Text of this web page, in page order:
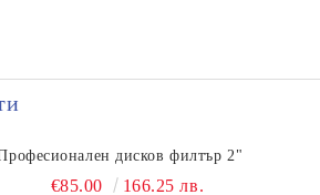
дисков филтър 2"
€85.00 166.25 лв.